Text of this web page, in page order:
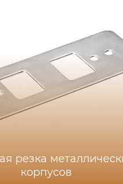
резка
корпусов